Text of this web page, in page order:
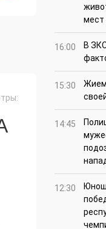
мест
16:00
В
15:30
14:45
12:30